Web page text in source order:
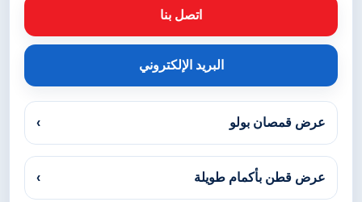
اتصل بنا
البريد الإلكتروني
عرض قمصان بولو ›
عرض قطن بأكمام طويلة ›